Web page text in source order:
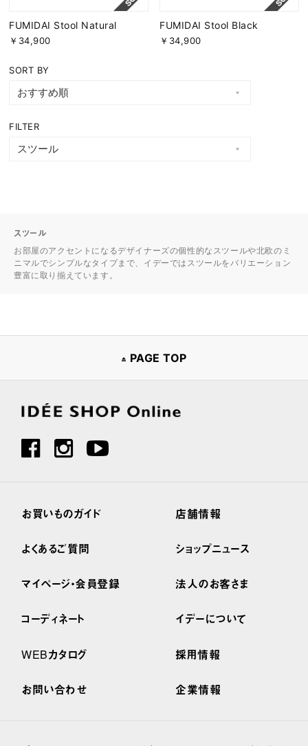
FUMIDAI Stool Natural
￥34,900
FUMIDAI Stool Black
￥34,900
SORT BY
FILTER
スツール
お部屋のアクセントになるデザイナーズの個性的なスツールや北欧のミ
ニマルでシンプルなタイプまで、イデーではスツールをバリエーション
豊富に取り揃えています。
PAGE TOP
お買いものガイド
よくあるご質問
マイページ・会員登録
コーディネート
WEBカタログ
お問い合わせ
店舗情報
ショップニュース
法人のお客さま
イデーについて
採用情報
企業情報